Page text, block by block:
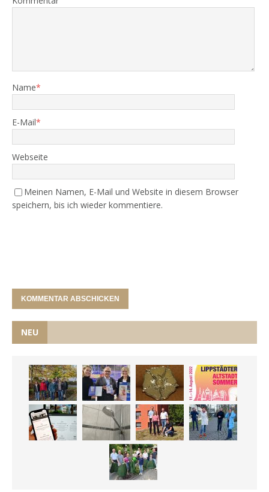
Name*
E-Mail*
Webseite
Meinen Namen, E-Mail und Website in diesem Browser
speichern, bis ich wieder kommentiere.
NEU